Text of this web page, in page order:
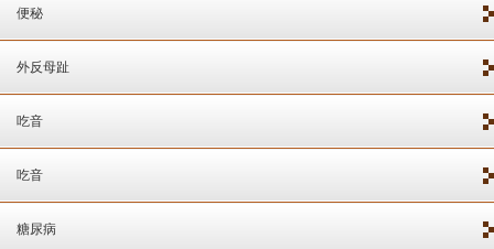
便秘
外反母趾
吃音
吃音
糖尿病